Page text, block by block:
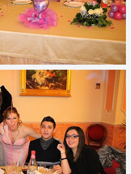
www.djmfoto.it/2015